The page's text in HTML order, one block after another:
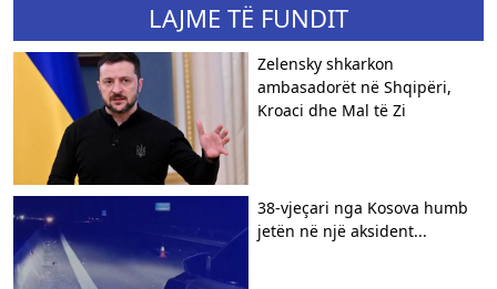
LAJME TË FUNDIT
Zelensky shkarkon
ambasadorët në Shqipëri,
Kroaci dhe Mal të Zi
38-vjeçari nga Kosova humb
jetën në një aksident...